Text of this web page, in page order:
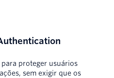
proteger usuários
sem exigir que os